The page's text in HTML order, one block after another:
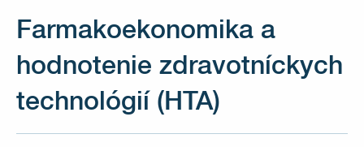
Farmakoekonomika a
hodnotenie zdravotníckych
technológií (HTA)